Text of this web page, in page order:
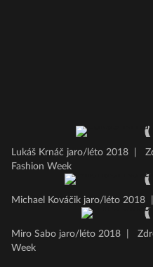
Lukáš Krnáč jaro/léto 2018
Fashion Week
Michael Kováčik jaro/léto 2018
Miro Sabo jaro/léto 2018
Week